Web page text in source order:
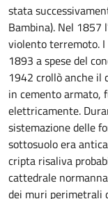
stata
Bambina). Nel 1857
violento terremoto.
1893 a spese del
1942 crollò anche il
in cemento armato,
elettricamente.
sistemazione delle
sottosuolo era
cripta risaliva
cattedrale
dei muri perimetrali